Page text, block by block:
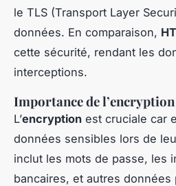
le TLS (Transport Layer
données. En comparaison,
cette sécurité, rendant les
interceptions.
Importance de l’encryption
L’encryption est cruciale car
données sensibles lors de
inclut les mots de passe, les
bancaires, et autres données